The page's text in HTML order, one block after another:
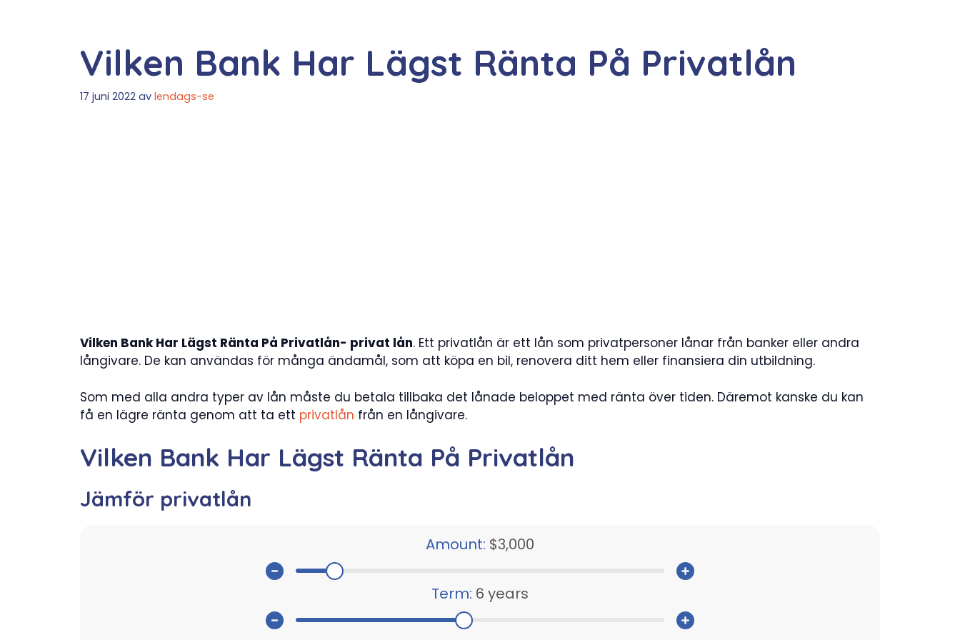
Vilken Bank Har Lägst Ränta På Privatlån
17 juni 2022 av lendags-se
Vilken Bank Har Lägst Ränta På Privatlån- privat lån. Ett privatlån är ett lån som privatpersoner lånar från banker eller andra
långivare. De kan användas för många ändamål, som att köpa en bil, renovera ditt hem eller finansiera din utbildning.
Som med alla andra typer av lån måste du betala tillbaka det lånade beloppet med ränta över tiden. Däremot kanske du kan
få en lägre ränta genom att ta ett privatlån från en långivare.
Vilken Bank Har Lägst Ränta På Privatlån
Jämför privatlån
Amount: $3,000
Term: 6 years